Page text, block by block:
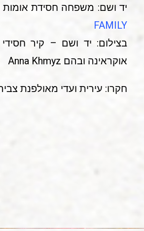
יד ושם: משפחה חסידת אומות
FAMILY
בצילום: יד ושם – קיר
אוקראינה ובהם Anna Khmyz
חקרו: עירית ועדי מאולפנת